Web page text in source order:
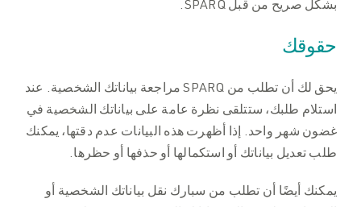
بشكل صريح من قبل SPARQ.
حقوقك
يحق لك أن تطلب من SPARQ مراجعة بياناتك الشخصية. عند
استلام طلبك، ستتلقى نظرة عامة على بياناتك الشخصية في
غضون شهر واحد. إذا أظهرت هذه البيانات عدم دقتها، يمكنك
طلب تعديل بياناتك أو استكمالها أو حذفها أو حظرها.
يمكنك أيضًا أن تطلب من سبارك نقل بياناتك الشخصية أو